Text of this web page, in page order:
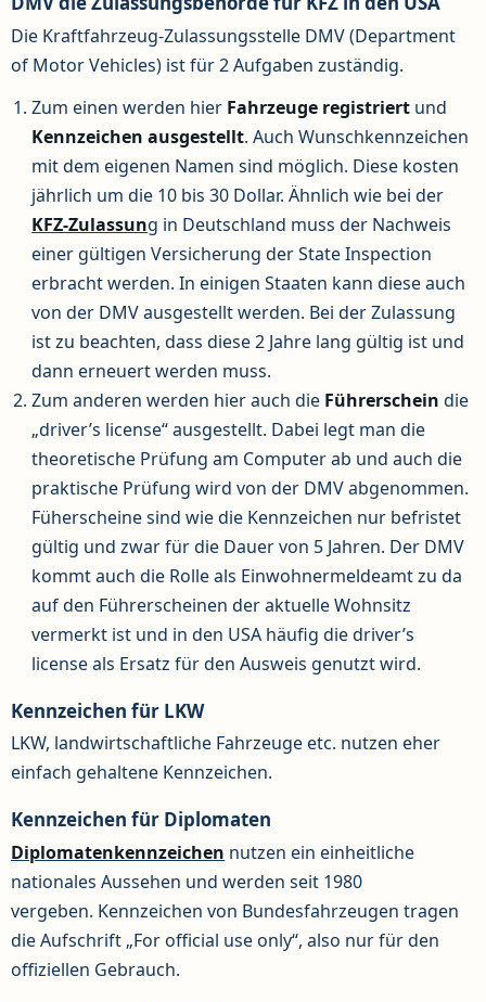
Die Kraftfahrzeug-Zulassungsstelle DMV (Department
of Motor Vehicles) ist für 2 Aufgaben zuständig.
Zum einen werden hier Fahrzeuge registriert und
Kennzeichen ausgestellt. Auch Wunschkennzeichen
mit dem eigenen Namen sind möglich. Diese kosten
jährlich um die 10 bis 30 Dollar. Ähnlich wie bei der
KFZ-Zulassung in Deutschland muss der Nachweis
einer gültigen Versicherung der State Inspection
erbracht werden. In einigen Staaten kann diese auch
von der DMV ausgestellt werden. Bei der Zulassung
ist zu beachten, dass diese 2 Jahre lang gültig ist und
dann erneuert werden muss.
Zum anderen werden hier auch die Führerschein die
„driver’s license“ ausgestellt. Dabei legt man die
theoretische Prüfung am Computer ab und auch die
praktische Prüfung wird von der DMV abgenommen.
Füherscheine sind wie die Kennzeichen nur befristet
gültig und zwar für die Dauer von 5 Jahren. Der DMV
kommt auch die Rolle als Einwohnermeldeamt zu da
auf den Führerscheinen der aktuelle Wohnsitz
vermerkt ist und in den USA häufig die driver’s
license als Ersatz für den Ausweis genutzt wird.
Kennzeichen für LKW
LKW, landwirtschaftliche Fahrzeuge etc. nutzen eher
einfach gehaltene Kennzeichen.
Kennzeichen für Diplomaten
Diplomatenkennzeichen nutzen ein einheitliche
nationales Aussehen und werden seit 1980
vergeben. Kennzeichen von Bundesfahrzeugen tragen
die Aufschrift „For official use only“, also nur für den
offiziellen Gebrauch.